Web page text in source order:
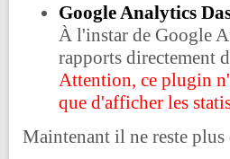
Google Analytics
À l'instar de Google
rapports directement
Attention, ce plugin
que d'afficher les
Maintenant il ne reste